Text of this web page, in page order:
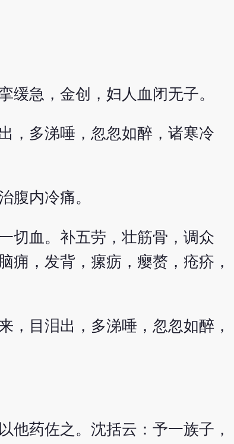
缓急，金创，妇人血闭无子。
，多涕唾，忽忽如醉，诸寒冷
腹内冷痛。
切血。补五劳，壮筋骨，调众
痈，发背，瘰疬，瘿赘，疮疥，
，目泪出，多涕唾，忽忽如醉，
他药佐之。沈括云：予一族子，